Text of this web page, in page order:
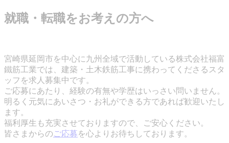
就職・転職をお考えの方へ
宮崎県延岡市を中心に九州全域で活動している株式会社福富
鐵筋工業では、建築・土木鉄筋工事に携わってくださるスタ
ッフを求人募集中です。
ご応募にあたり、経験の有無や学歴はいっさい問いません。
明るく元気にあいさつ・お礼ができる方であれば歓迎いたし
ます。
福利厚生も充実させておりますので、ご安心ください。
皆さまからのご応募を心よりお待ちしております。